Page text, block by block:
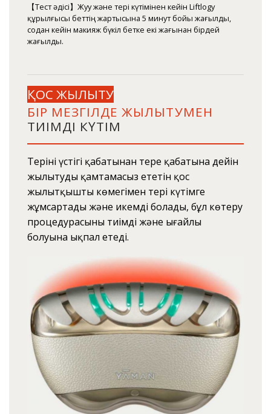
【Тест әдісі】Жуу және тері күтімінен кейін Liftlogy
құрылғысы беттің жартысына 5 минут бойы жағылды,
содан кейін макияж бүкіл бетке екі жағынан бірдей
жағылды.
ҚОС ЖЫЛЫТУ
БІР МЕЗГІЛДЕ ЖЫЛЫТУМЕН
ТИІМДІ КҮТІМ
Терінің үстіңгі қабатынан терең қабатына дейін
жылытуды қамтамасыз ететін қос
жылытқыштың көмегімен тері күтімге
жұмсартады және икемді болады, бұл көтеру
процедурасының тиімді және ыңғайлы
болуына ықпал етеді.